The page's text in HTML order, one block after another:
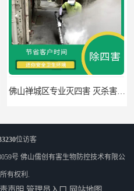
佛山灭白蚁 害虫防治 可定期检查
位访客
号 佛山儒创有害生物防控技术有限公
有权利.